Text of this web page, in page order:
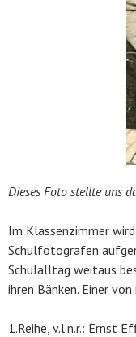
Dieses Foto stellte uns
Im Klassenzimmer
Schulfotografen
Schulalltag weitaus
ihren Bänken. Einer
1.Reihe, v.l.n.r.: Ernst